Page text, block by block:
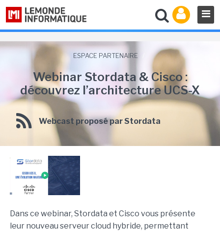
ESPACE PARTENAIRE
Webinar Stordata & Cisco :
découvrez l’architecture UCS-X
Webcast proposé par Stordata
Dans ce webinar, Stordata et Cisco vous présente
leur nouveau serveur cloud hybride, permettant